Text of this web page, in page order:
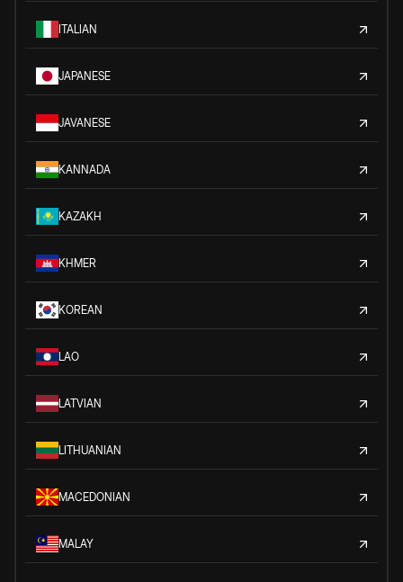
ITALIAN
JAPANESE
JAVANESE
KANNADA
KAZAKH
KHMER
KOREAN
LAO
LATVIAN
LITHUANIAN
MACEDONIAN
MALAY